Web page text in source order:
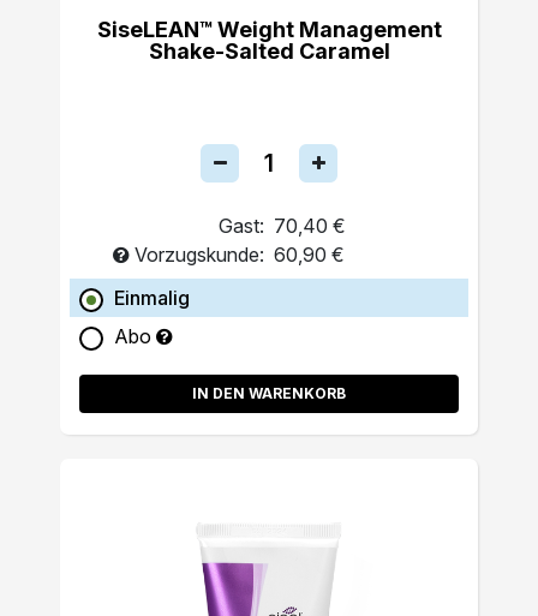
SiseLEAN™ Weight Management
Shake-Salted Caramel
Gast: 70,40 €
Vorzugskunde: 60,90 €
Einmalig
Abo
IN DEN WARENKORB